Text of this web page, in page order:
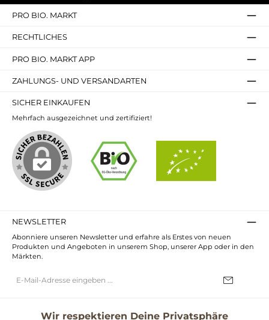
PRO BIO. MARKT
RECHTLICHES
PRO BIO. MARKT APP
ZAHLUNGS- UND VERSANDARTEN
SICHER EINKAUFEN
Mehrfach ausgezeichnet und zertifiziert!
NEWSLETTER
Abonniere unseren Newsletter und erfahre als Erstes von neuen
Produkten und Angeboten in unserem Shop, unserer App oder in den
Märkten.
Mail-
Wir respektieren Deine Privatsphäre